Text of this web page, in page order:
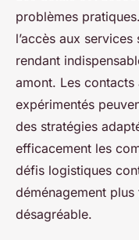
problèmes
l’accès aux
rendant
amont. Les
expérimentés
des stratégies
efficacement les
défis logistiques
déménagement
désagréable.